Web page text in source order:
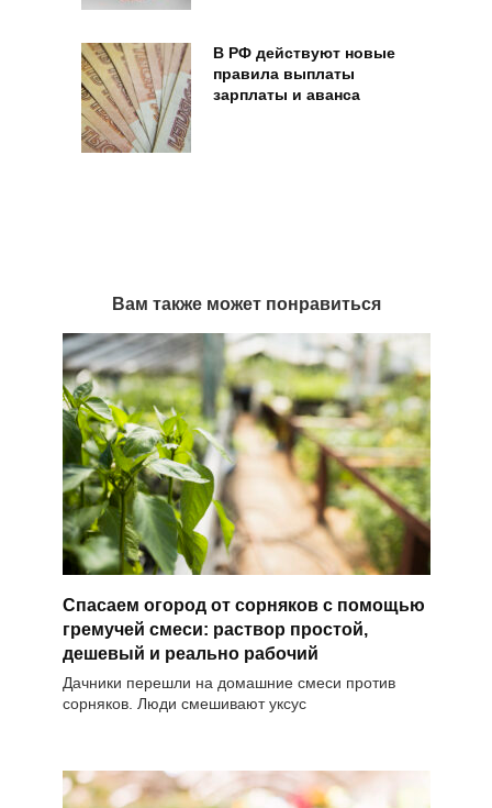
В РФ действуют новые
правила выплаты
зарплаты и аванса
Вам также может понравиться
Спасаем огород от сорняков с помощью
гремучей смеси: раствор простой,
дешевый и реально рабочий
Дачники перешли на домашние смеси против
сорняков. Люди смешивают уксус